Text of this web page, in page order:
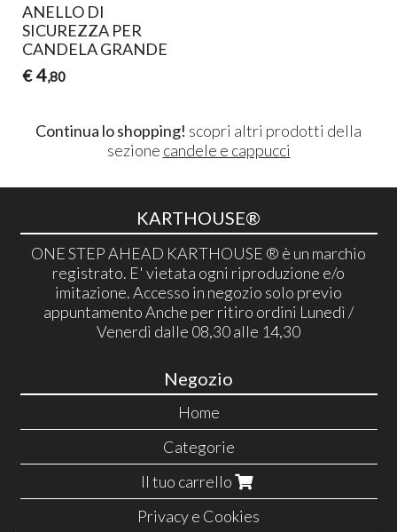
ANELLO DI
SICUREZZA PER
CANDELA GRANDE
€ 4,80
Continua lo shopping! scopri altri prodotti della
sezione candele e cappucci
KARTHOUSE®
ONE STEP AHEAD KARTHOUSE ® è un marchio
registrato. E' vietata ogni riproduzione e/o
imitazione. Accesso in negozio solo previo
appuntamento Anche per ritiro ordini Lunedì /
Venerdì dalle 08,30 alle 14,30
Negozio
Home
Categorie
Il tuo carrello
Privacy e Cookies